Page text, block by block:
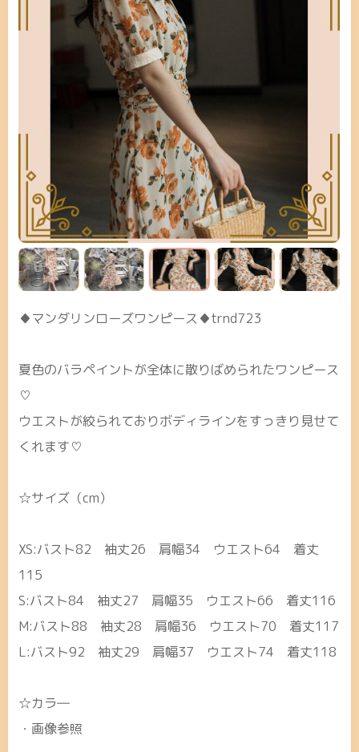
♦マンダリンローズワンピース♦trnd723
夏色のバラペイントが全体に散りばめられたワンピース
♡
ウエストが絞られておりボディラインをすっきり見せて
くれます♡
☆サイズ（cm）
XS:バスト82 袖丈26 肩幅34 ウエスト64 着丈
115
S:バスト84 袖丈27 肩幅35 ウエスト66 着丈116
M:バスト88 袖丈28 肩幅36 ウエスト70 着丈117
L:バスト92 袖丈29 肩幅37 ウエスト74 着丈118
☆カラ―
・画像参照